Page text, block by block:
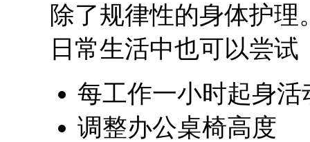
除了规律性的身体护理
日常生活中也可以尝试
每工作一小时起身活
调整办公桌椅高度